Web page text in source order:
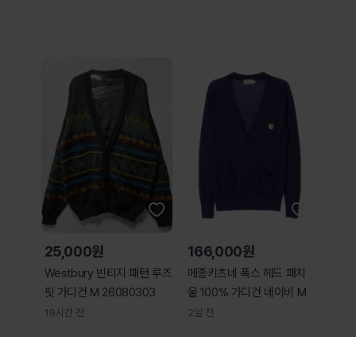
25,000원
Westbury 빈티지 패턴 루즈
핏 가디건 M 26080303
19시간 전
166,000원
메종키츠네 폭스 헤드 패치
울 100% 가디건 네이비 M
2일 전